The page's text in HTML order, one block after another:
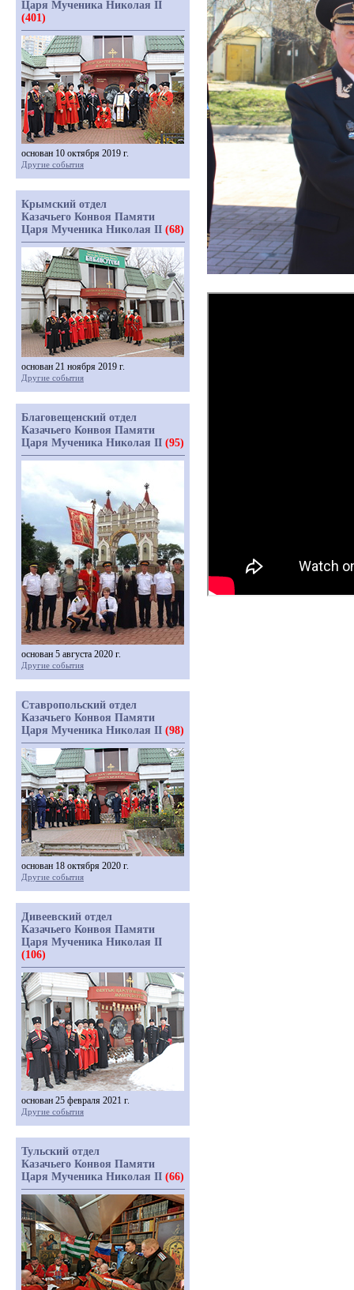
Царя Мученика Николая II
(401)
основан 10 октября 2019 г.
Другие события
Крымский отдел
Казачьего Конвоя Памяти
Царя Мученика Николая II (68)
основан 21 ноября 2019 г.
Другие события
Благовещенский отдел
Казачьего Конвоя Памяти
Царя Мученика Николая II (95)
основан 5 августа 2020 г.
Другие события
Ставропольский отдел
Казачьего Конвоя Памяти
Царя Мученика Николая II (98)
основан 18 октября 2020 г.
Другие события
Дивеевский отдел
Казачьего Конвоя Памяти
Царя Мученика Николая II
(106)
основан 25 февраля 2021 г.
Другие события
Тульский отдел
Казачьего Конвоя Памяти
Царя Мученика Николая II (66)